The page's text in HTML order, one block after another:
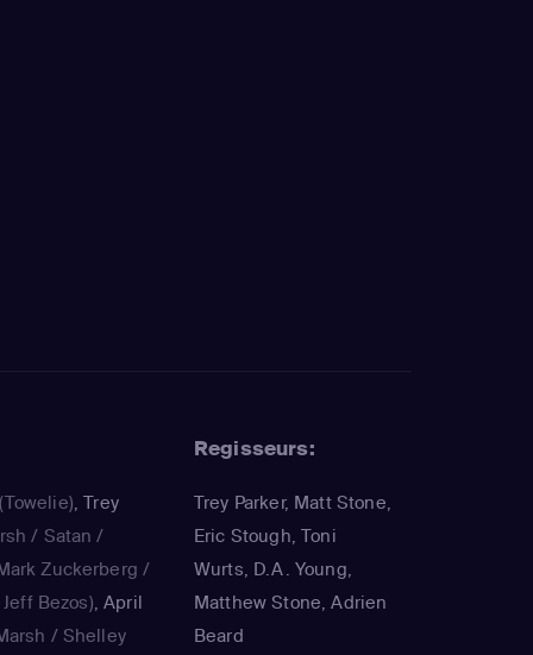
(Towelie),Trey
/ Satan /
Zuckerberg /
Bezos),April
/ Shelley
Regisseurs:
Trey Parker, Matt Stone,
Eric Stough, Toni
Wurts, D.A. Young,
Matthew Stone, Adrien
Beard